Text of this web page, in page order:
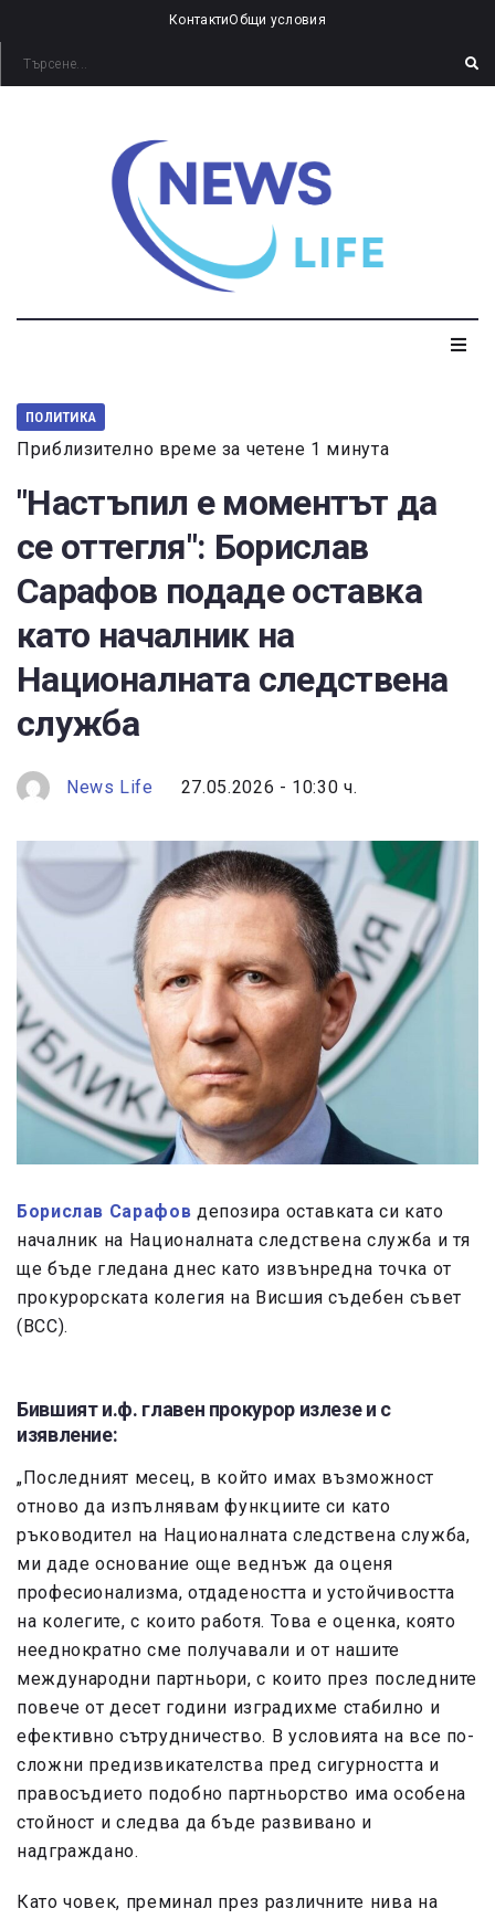
КонтактиОбщи условия
ПОЛИТИКА
Приблизително време за четене 1 минута
"Настъпил е моментът да
се оттегля": Борислав
Сарафов подаде оставка
като началник на
Националната следствена
служба
News Life 27.05.2026 - 10:30 ч.
Борислав Сарафов депозира оставката си като
началник на Националната следствена служба и тя
ще бъде гледана днес като извънредна точка от
прокурорската колегия на Висшия съдебен съвет
(ВСС).
Бившият и.ф. главен прокурор излезе и с
изявление:
„Последният месец, в който имах възможност
отново да изпълнявам функциите си като
ръководител на Националната следствена служба,
ми даде основание още веднъж да оценя
професионализма, отдадеността и устойчивостта
на колегите, с които работя. Това е оценка, която
нееднократно сме получавали и от нашите
международни партньори, с които през последните
повече от десет години изградихме стабилно и
ефективно сътрудничество. В условията на все по-
сложни предизвикателства пред сигурността и
правосъдието подобно партньорство има особена
стойност и следва да бъде развивано и
надграждано.
Като човек, преминал през различните нива на